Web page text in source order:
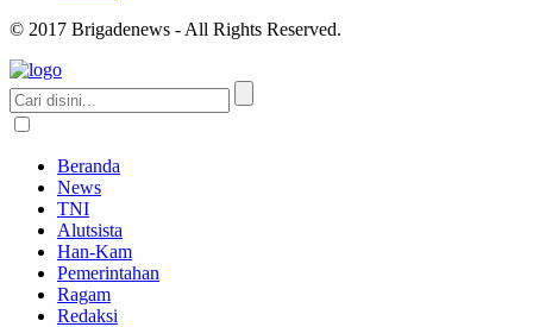
© 2017 Brigadenews - All Rights Reserved.
Beranda
News
TNI
Alutsista
Han-Kam
Pemerintahan
Ragam
Redaksi